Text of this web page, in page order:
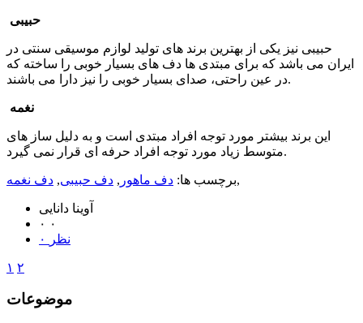
حبیبی
حبیبی نیز یکی از بهترین برند های تولید لوازم موسیقی سنتی در
ایران می باشد که برای مبتدی ها دف های بسیار خوبی را ساخته که
در عین راحتی، صدای بسیار خوبی را نیز دارا می باشند.
نغمه
این برند بیشتر مورد توجه افراد مبتدی است و به دلیل ساز های
متوسط زیاد مورد توجه افراد حرفه ای قرار نمی گیرد.
برچسب ها: دف ماهور , دف حبیبی, دف نغمه ,
آوینا دانایی
۰ ۰
۰ نظر
۱ ۲
موضوعات